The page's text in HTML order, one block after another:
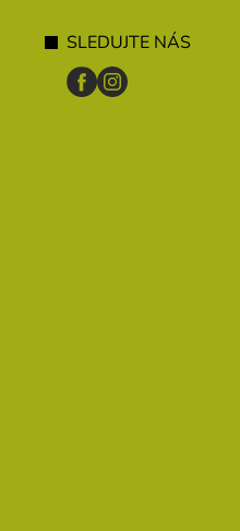
SLEDUJTE NÁS